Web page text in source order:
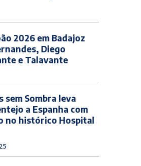
2026 em Badajoz
Diego
e Talavante
sem Sombra leva
a Espanha com
no histórico Hospital